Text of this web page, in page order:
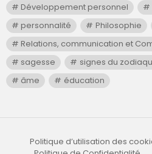
Développement personnel
personnalité
Philosophie
Relations, communication et
sagesse
signes du
âme
éducation
Politique d’utilisation des